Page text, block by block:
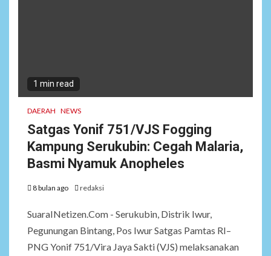
1 min read
DAERAH NEWS
Satgas Yonif 751/VJS Fogging
Kampung Serukubin: Cegah Malaria,
Basmi Nyamuk Anopheles
8 bulan ago redaksi
SuaraINetizen.Com - Serukubin, Distrik Iwur,
Pegunungan Bintang, Pos Iwur Satgas Pamtas RI–
PNG Yonif 751/Vira Jaya Sakti (VJS) melaksanakan